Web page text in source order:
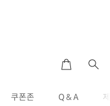
쿠폰존 Q & A